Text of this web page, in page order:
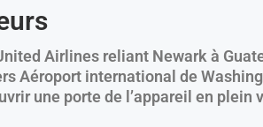
Airlines reliant Newark à
Aéroport international de
une porte de l’appareil en plein